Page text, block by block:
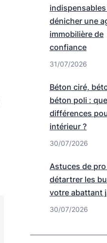
dénicher une
immobilière de
confiance
31/07/2026
Béton ciré,
béton poli :
différences
intérieur ?
30/07/2026
Astuces de
détartrer les
votre abattant
30/07/2026